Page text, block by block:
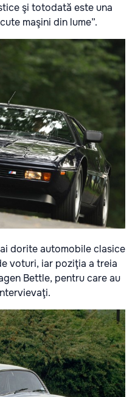
şi totodată este una
maşini din lume”.
dorite automobile clasice
voturi, iar poziţia a treia
Bettle, pentru care au